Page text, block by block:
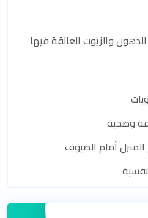
والزيوت العالقة فيها
وصحية
أمام الضيوف